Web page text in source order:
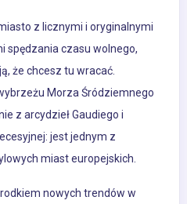
z licznymi i oryginalnymi
spędzania czasu wolnego,
że chcesz tu wracać.
Morza Śródziemnego
z arcydzieł Gaudiego i
jest jednym z
miast europejskich.
nowych trendów w